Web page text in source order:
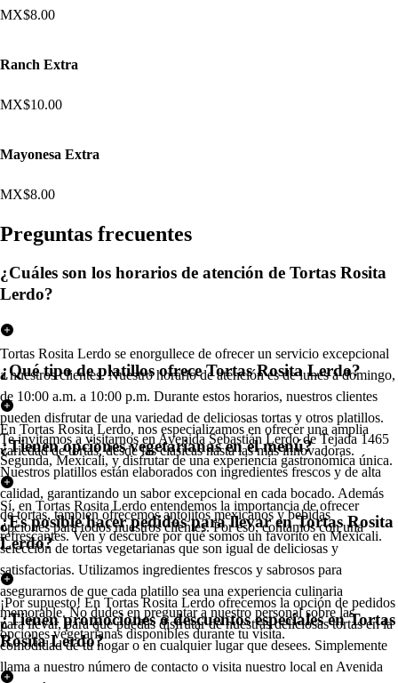
MX$8.00
Ranch Extra
MX$10.00
Mayonesa Extra
MX$8.00
Preguntas frecuentes
¿Cuáles son los horarios de atención de Tortas Rosita
Lerdo?
Tortas Rosita Lerdo se enorgullece de ofrecer un servicio excepcional
a nuestros clientes. Nuestro horario de atención es de lunes a domingo,
de 10:00 a.m. a 10:00 p.m. Durante estos horarios, nuestros clientes
pueden disfrutar de una variedad de deliciosas tortas y otros platillos.
Te invitamos a visitarnos en Avenida Sebastián Lerdo de Tejada 1465
Segunda, Mexicali, y disfrutar de una experiencia gastronómica única.
¿Qué tipo de platillos ofrece Tortas Rosita Lerdo?
En Tortas Rosita Lerdo, nos especializamos en ofrecer una amplia
variedad de tortas, desde las clásicas hasta las más innovadoras.
Nuestros platillos están elaborados con ingredientes frescos y de alta
calidad, garantizando un sabor excepcional en cada bocado. Además
de tortas, también ofrecemos antojitos mexicanos y bebidas
refrescantes. Ven y descubre por qué somos un favorito en Mexicali.
¿Tienen opciones vegetarianas en el menú?
Sí, en Tortas Rosita Lerdo entendemos la importancia de ofrecer
opciones para todos nuestros clientes. Por eso, contamos con una
selección de tortas vegetarianas que son igual de deliciosas y
satisfactorias. Utilizamos ingredientes frescos y sabrosos para
asegurarnos de que cada platillo sea una experiencia culinaria
memorable. No dudes en preguntar a nuestro personal sobre las
opciones vegetarianas disponibles durante tu visita.
¿Es posible hacer pedidos para llevar en Tortas Rosita
Lerdo?
¡Por supuesto! En Tortas Rosita Lerdo ofrecemos la opción de pedidos
para llevar, para que puedas disfrutar de nuestras deliciosas tortas en la
comodidad de tu hogar o en cualquier lugar que desees. Simplemente
llama a nuestro número de contacto o visita nuestro local en Avenida
¿Tienen promociones o descuentos especiales en Tortas
Rosita Lerdo?